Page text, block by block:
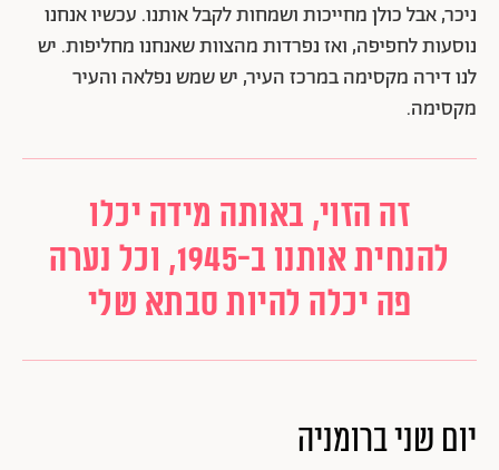
ניכר, אבל כולן מחייכות ושמחות לקבל אותנו. עכשיו אנחנו
נוסעות לחפיפה, ואז נפרדות מהצוות שאנחנו מחליפות. יש
לנו דירה מקסימה במרכז העיר, יש שמש נפלאה והעיר
מקסימה.
זה הזוי, באותה מידה יכלו
להנחית אותנו ב-1945, וכל נערה
פה יכלה להיות סבתא שלי
יום שני ברומניה